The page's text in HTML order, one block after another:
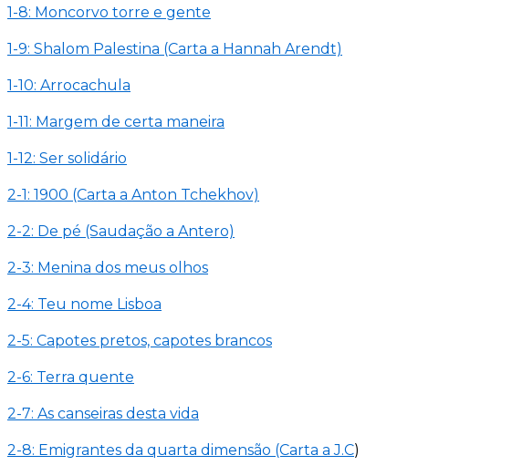
1-8: Moncorvo torre e gente
1-9: Shalom Palestina (Carta a Hannah Arendt)
1-10: Arrocachula
1-11: Margem de certa maneira
1-12: Ser solidário
2-1: 1900 (Carta a Anton Tchekhov)
2-2: De pé (Saudação a Antero)
2-3: Menina dos meus olhos
2-4: Teu nome Lisboa
2-5: Capotes pretos, capotes brancos
2-6: Terra quente
2-7: As canseiras desta vida
2-8: Emigrantes da quarta dimensão (Carta a J.C)